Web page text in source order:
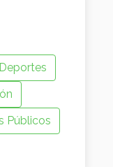
Deportes
Públicos